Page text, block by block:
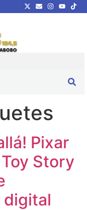
Pixar
Story
digital